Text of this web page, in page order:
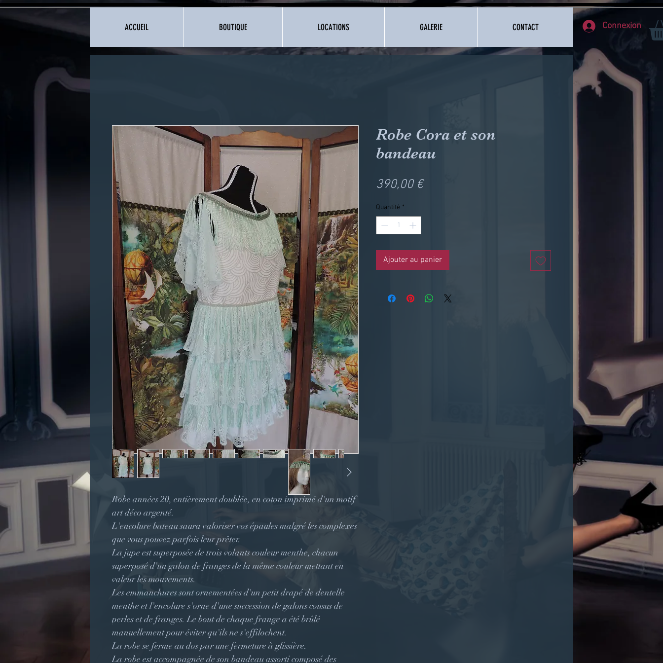
ACCUEIL BOUTIQUE LOCATIONS GALERIE CONTACT Connexion
Robe années 20, entièrement doublée, en coton imprimé d'un motif
art déco argenté.
L'encolure bateau saura valoriser vos épaules malgré les complexes
que vous pouvez parfois leur prêter.
La jupe est superposée de trois volants couleur menthe, chacun
superposé d'un galon de franges de la même couleur mettant en
valeur les mouvements.
Les emmanchures sont ornementées d'un petit drapé de dentelle
menthe et l'encolure s'orne d'une succession de galons cousus de
perles et de franges. Le bout de chaque frange a été brûlé
manuellement pour éviter qu'ils ne s'effilochent.
La robe se ferme au dos par une fermeture à glissière.
La robe est accompagnée de son bandeau assorti composé des
Robe Cora et son
bandeau
390,00 €Prix
Quantité *
Ajouter au panier